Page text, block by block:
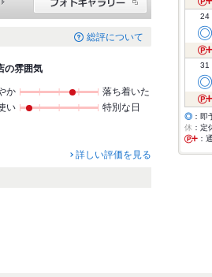
総評について
の雰囲気
か
落ち着いた
い
特別な日
詳しい評価を見る
24
◎
31
◎
◎ ：即
休 ：定
：